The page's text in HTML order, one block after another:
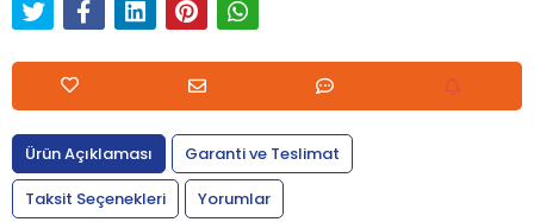
Ürün Açıklaması
Garanti ve Teslimat
Taksit Seçenekleri
Yorumlar